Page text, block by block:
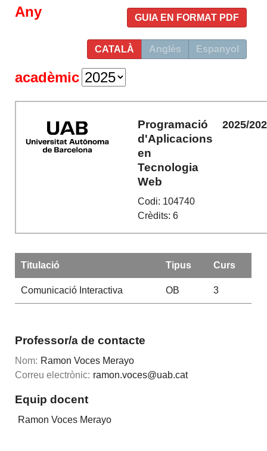
GUIA EN FORMAT PDF
CATALÀ Anglès Espanyol
Any
acadèmic
Programació
d'Aplicacions
en
Tecnologia
Web
Codi: 104740
Crèdits: 6
2025/
Titulació Tipus Curs
Comunicació Interactiva OB 3
Professor/a de contacte
Nom: Ramon Voces Merayo
Correu electrònic: ramon.voces@uab.cat
Equip docent
Ramon Voces Merayo